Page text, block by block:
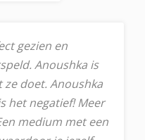
gezien en
Anoushka is
doet. Anoushka
het negatief! Meer
medium met een